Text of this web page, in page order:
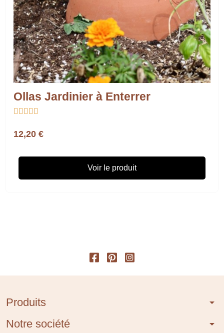
Ollas Jardinier à Enterrer
    
12,20 €
Voir le produit
Produits arrow_drop_down
Notre société arrow_drop_down